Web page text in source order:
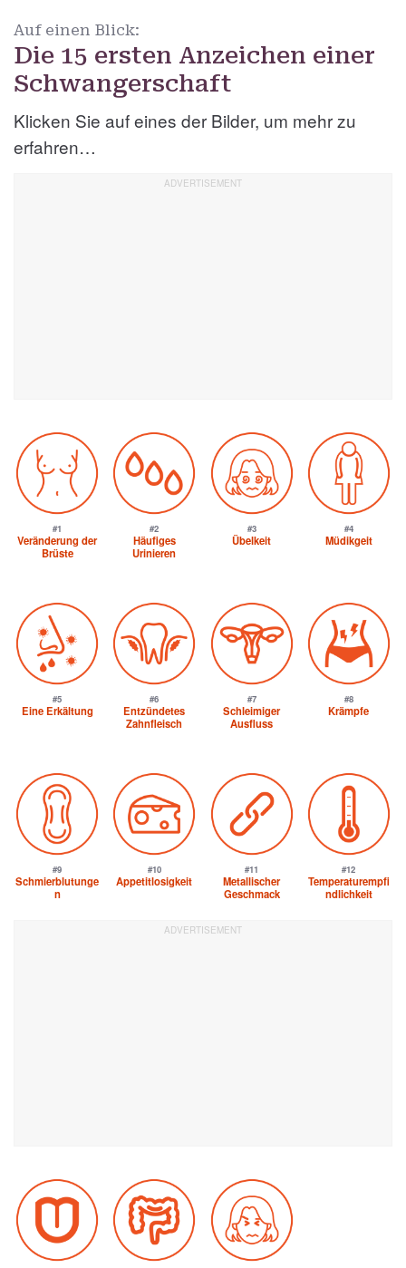
Auf einen Blick:
Die 15 ersten Anzeichen einer
Schwangerschaft
Klicken Sie auf eines der Bilder, um mehr zu
erfahren…
#1
Veränderung der
Brüste
#2
Häufiges
Urinieren
#3
Übelkeit
#4
Müdikgeit
#5
Eine Erkältung
#6
Entzündetes
Zahnfleisch
#7
Schleimiger
Ausfluss
#8
Krämpfe
#9
Schmierblutunge
n
#10
Appetitlosigkeit
#11
Metallischer
Geschmack
#12
Temperaturempfi
ndlichkeit